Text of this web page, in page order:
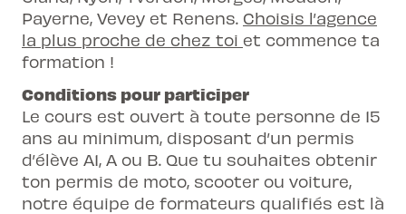
Payerne, Vevey et Renens. Choisis l’agence
la plus proche de chez toi et commence ta
formation !
Conditions pour participer
Le cours est ouvert à toute personne de 15
ans au minimum, disposant d’un permis
d’élève A1, A ou B. Que tu souhaites obtenir
ton permis de moto, scooter ou voiture,
notre équipe de formateurs qualifiés est là